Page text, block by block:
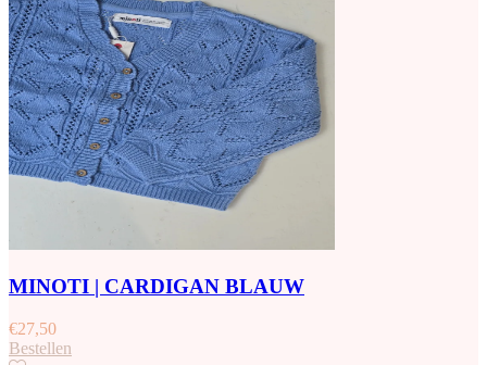
MINOTI | CARDIGAN BLAUW
€27,50
Bestellen